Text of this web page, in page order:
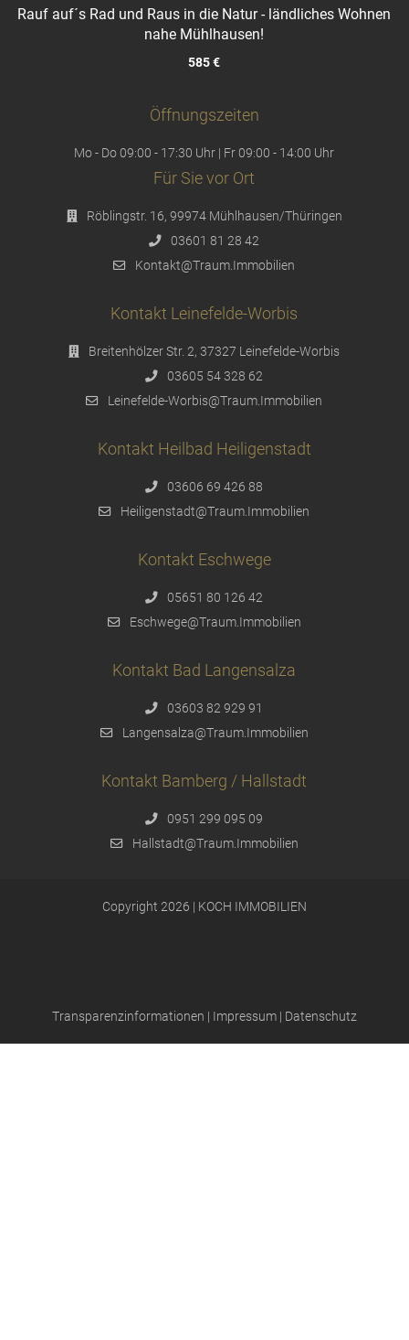
Rauf auf´s Rad und Raus in die Natur - ländliches Wohnen
nahe Mühlhausen!
585 €
Öffnungszeiten
Mo - Do 09:00 - 17:30 Uhr | Fr 09:00 - 14:00 Uhr
Für Sie vor Ort
Röblingstr. 16, 99974 Mühlhausen/Thüringen
03601 81 28 42
Kontakt@Traum.Immobilien
Kontakt Leinefelde-Worbis
Breitenhölzer Str. 2, 37327 Leinefelde-Worbis
03605 54 328 62
Leinefelde-Worbis@Traum.Immobilien
Kontakt Heilbad Heiligenstadt
03606 69 426 88
Heiligenstadt@Traum.Immobilien
Kontakt Eschwege
05651 80 126 42
Eschwege@Traum.Immobilien
Kontakt Bad Langensalza
03603 82 929 91
Langensalza@Traum.Immobilien
Kontakt Bamberg / Hallstadt
0951 299 095 09
Hallstadt@Traum.Immobilien
Copyright 2026 | KOCH IMMOBILIEN
Transparenzinformationen | Impressum | Datenschutz